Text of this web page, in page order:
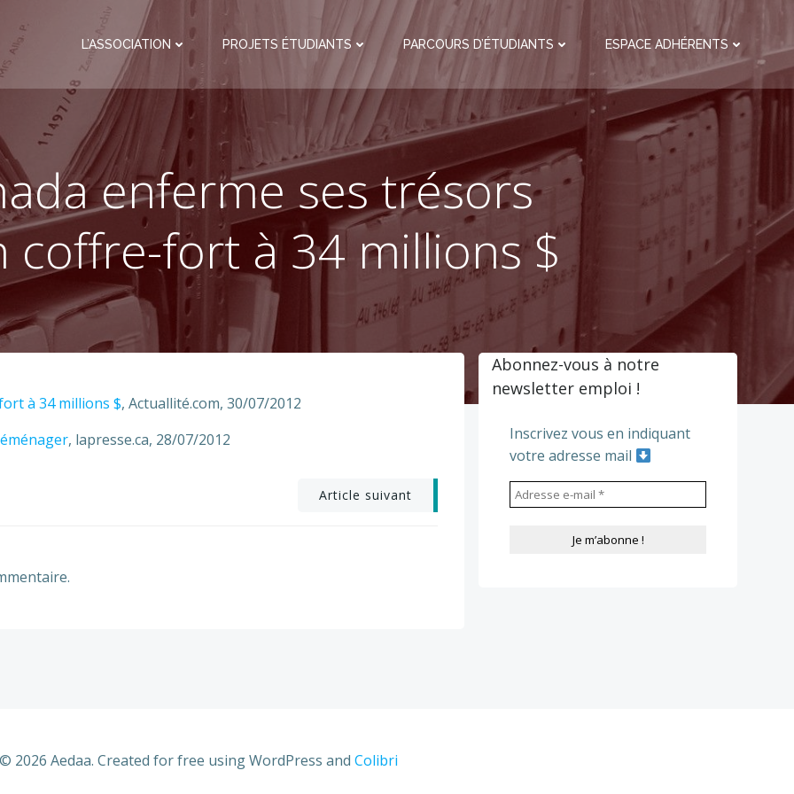
L’ASSOCIATION PROJETS ÉTUDIANTS PARCOURS D’ÉTUDIANTS ESPACE ADHÉRENTS
enferme ses trésors
coffre-fort à 34 millions $
à 34 millions $, Actuallité.com, 30/07/2012
, lapresse.ca, 28/07/2012
Article suivant
Abonnez-vous à notre
newsletter emploi !
Inscrivez vous en indiquant
votre adresse mail
© 2026 Aedaa. Created for free using WordPress and Colibri